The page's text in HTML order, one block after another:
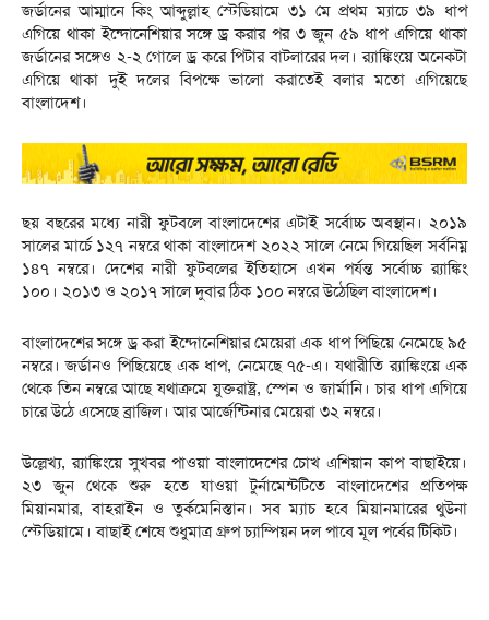
জর্ডানের আম্মানে কিং আব্দুল্লাহ স্টেডিয়ামে ৩১ মে প্রথম ম্যাচে ৩৯ ধাপ
এগিয়ে থাকা ইন্দোনেশিয়ার সঙ্গে ড্র করার পর ৩ জুন ৫৯ ধাপ এগিয়ে থাকা
জর্ডানের সঙ্গেও ২-২ গোলে ড্র করে পিটার বাটলারের দল। র‌্যাঙ্কিংয়ে অনেকটা
এগিয়ে থাকা দুই দলের বিপক্ষে ভালো করাতেই বলার মতো এগিয়েছে
বাংলাদেশ।
‎ছয় বছরের মধ্যে নারী ফুটবলে বাংলাদেশের এটাই সর্বোচ্চ অবস্থান। ২০১৯
সালের মার্চে ১২৭ নম্বরে থাকা বাংলাদেশ ২০২২ সালে নেমে গিয়েছিল সর্বনিম্ন
১৪৭ নম্বরে। দেশের নারী ফুটবলের ইতিহাসে এখন পর্যন্ত সর্বোচ্চ র‍্যাঙ্কিং
১০০। ২০১৩ ও ২০১৭ সালে দুবার ঠিক ১০০ নম্বরে উঠেছিল বাংলাদেশ।
বাংলাদেশের সঙ্গে ড্র করা ইন্দোনেশিয়ার মেয়েরা এক ধাপ পিছিয়ে নেমেছে ৯৫
নম্বরে। জর্ডানও পিছিয়েছে এক ধাপ, নেমেছে ৭৫-এ। যথারীতি র‍্যাঙ্কিংয়ে এক
থেকে তিন নম্বরে আছে যথাক্রমে যুক্তরাষ্ট্র, স্পেন ও জার্মানি। চার ধাপ এগিয়ে
চারে উঠে এসেছে ব্রাজিল। আর আর্জেন্টিনার মেয়েরা ৩২ নম্বরে।
উল্লেখ্য, র‍্যাঙ্কিংয়ে সুখবর পাওয়া বাংলাদেশের চোখ এশিয়ান কাপ বাছাইয়ে।
২৩ জুন থেকে শুরু হতে যাওয়া টুর্নামেন্টটিতে বাংলাদেশের প্রতিপক্ষ
মিয়ানমার, বাহরাইন ও তুর্কমেনিস্তান। সব ম্যাচ হবে মিয়ানমারের থুউনা
স্টেডিয়ামে। বাছাই শেষে শুধুমাত্র গ্রুপ চ্যাম্পিয়ন দল পাবে মূল পর্বের টিকিট।